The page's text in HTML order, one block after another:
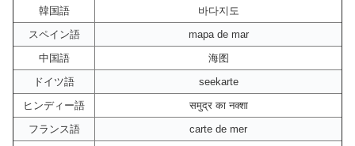
韓国語
바다지도
スペイン語
mapa de mar
中国語
海图
ドイツ語
seekarte
ヒンディー語
समुद्र का नक्शा
フランス語
carte de mer